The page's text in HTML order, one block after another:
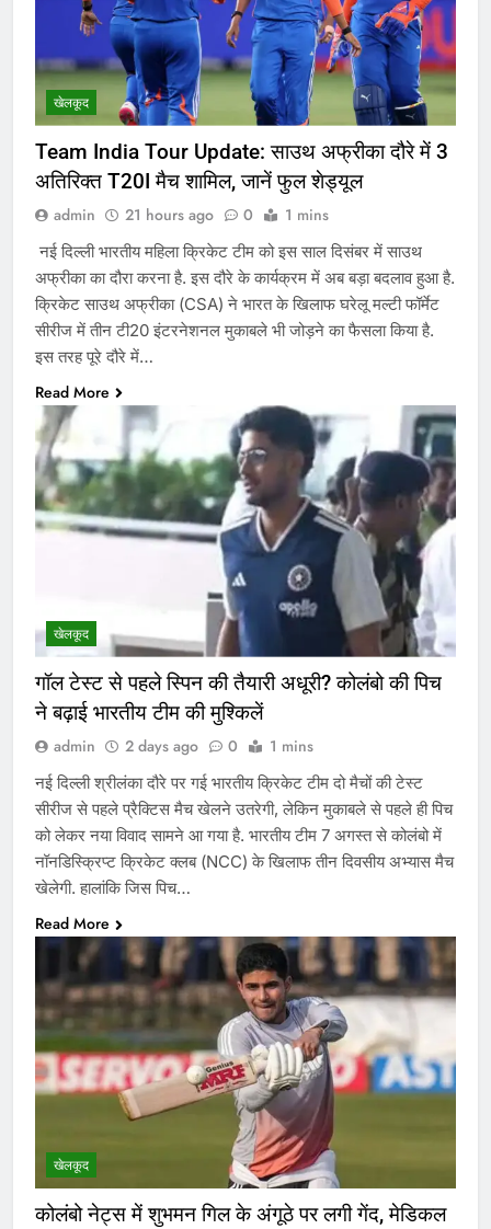
खेलकूद
Team India Tour Update: साउथ अफ्रीका दौरे में 3
अतिरिक्त T20I मैच शामिल, जानें फुल शेड्यूल
admin 21 hours ago 0 1 mins
नई दिल्ली भारतीय महिला क्रिकेट टीम को इस साल दिसंबर में साउथ
अफ्रीका का दौरा करना है. इस दौरे के कार्यक्रम में अब बड़ा बदलाव हुआ है.
क्रिकेट साउथ अफ्रीका (CSA) ने भारत के खिलाफ घरेलू मल्टी फॉर्मेट
सीरीज में तीन टी20 इंटरनेशनल मुकाबले भी जोड़ने का फैसला किया है.
इस तरह पूरे दौरे में…
Read More
खेलकूद
गॉल टेस्ट से पहले स्पिन की तैयारी अधूरी? कोलंबो की पिच
ने बढ़ाई भारतीय टीम की मुश्किलें
admin 2 days ago 0 1 mins
नई दिल्ली श्रीलंका दौरे पर गई भारतीय क्रिकेट टीम दो मैचों की टेस्ट
सीरीज से पहले प्रैक्टिस मैच खेलने उतरेगी, लेकिन मुकाबले से पहले ही पिच
को लेकर नया विवाद सामने आ गया है. भारतीय टीम 7 अगस्त से कोलंबो में
नॉनडिस्क्रिप्ट क्रिकेट क्लब (NCC) के खिलाफ तीन दिवसीय अभ्यास मैच
खेलेगी. हालांकि जिस पिच…
Read More
खेलकूद
कोलंबो नेट्स में शुभमन गिल के अंगूठे पर लगी गेंद, मेडिकल